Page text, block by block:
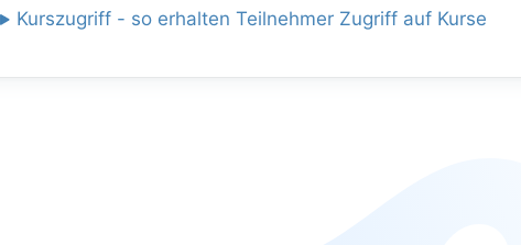
Kurszugriff - so erhalten Teilnehmer Zugriff auf Kurse